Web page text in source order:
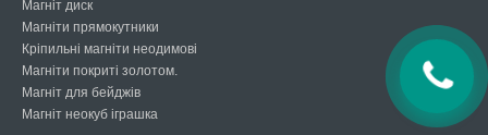
Магніт диск
Магніти прямокутники
Кріпильні магніти неодимові
Магніти покриті золотом.
Магніт для бейджів
Магніт неокуб іграшка